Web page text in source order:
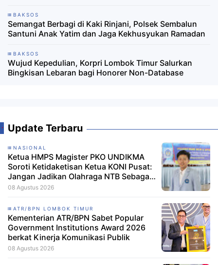
BAKSOS
Semangat Berbagi di Kaki Rinjani, Polsek Sembalun
Santuni Anak Yatim dan Jaga Kekhusyukan Ramadan
BAKSOS
Wujud Kepedulian, Korpri Lombok Timur Salurkan
Bingkisan Lebaran bagi Honorer Non-Database
Update Terbaru
NASIONAL
Ketua HMPS Magister PKO UNDIKMA
Soroti Ketidaketisan Ketua KONI Pusat:
Jangan Jadikan Olahraga NTB Sebagai
Arena Kepentingan Sesaat
08 Agustus 2026
ATR/BPN LOMBOK TIMUR
Kementerian ATR/BPN Sabet Popular
Government Institutions Award 2026
berkat Kinerja Komunikasi Publik
08 Agustus 2026